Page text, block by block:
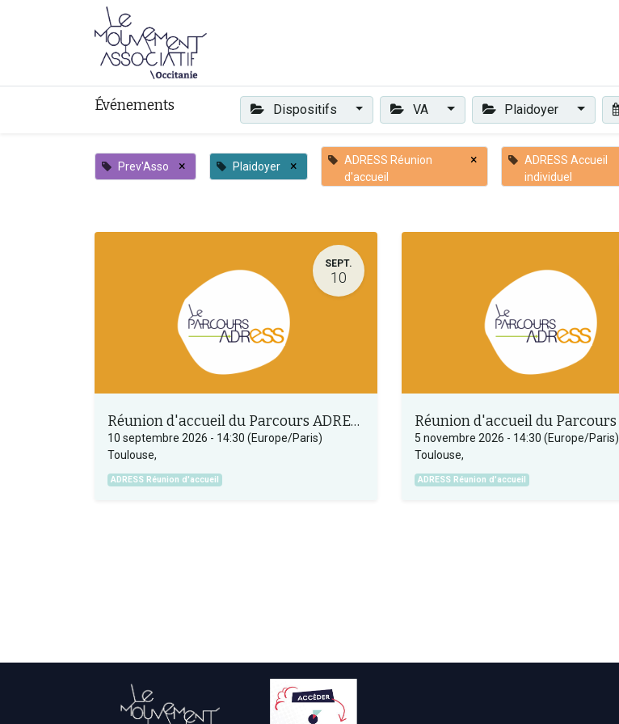
Événements Dispositifs VA Plaidoyer
Prev'Asso × Plaidoyer ×
ADRESS Réunion
d'accueil
×
ADRESS Accueil
individuel
SEPT.
10
Réunion d'accueil du Parcours ADRESS
10 septembre 2026 - 14:30 (Europe/Paris)
Toulouse,
ADRESS Réunion d'accueil
5 novembre 2026 - 14:30 (Europe/Paris)
Toulouse,
ADRESS Réunion d'accueil